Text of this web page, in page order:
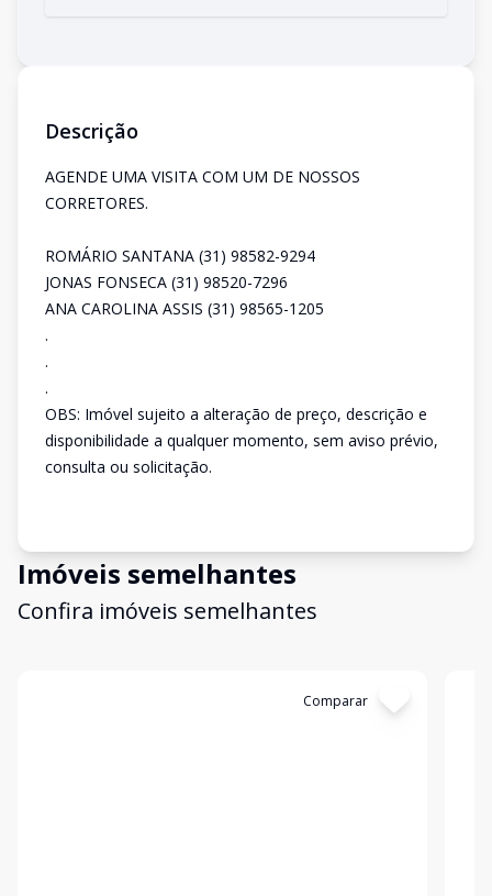
Descrição
AGENDE UMA VISITA COM UM DE NOSSOS
CORRETORES.
ROMÁRIO SANTANA (31) 98582-9294
JONAS FONSECA (31) 98520-7296
ANA CAROLINA ASSIS (31) 98565-1205
.
.
.
OBS: Imóvel sujeito a alteração de preço, descrição e
disponibilidade a qualquer momento, sem aviso prévio,
consulta ou solicitação.
Imóveis semelhantes
Confira imóveis semelhantes
Comparar